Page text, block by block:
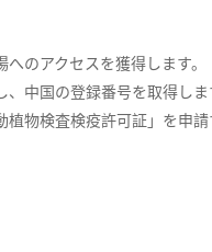
のアクセスを獲得します。
中国の登録番号を取得しま
物検査検疫許可証」を申請